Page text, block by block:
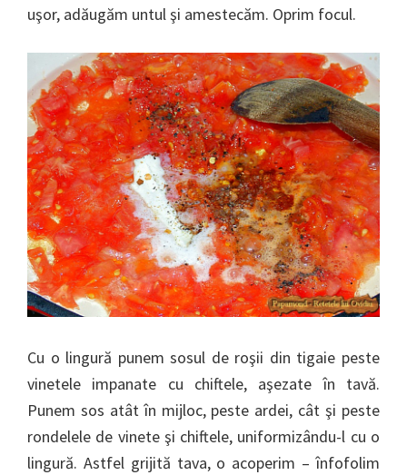
uşor, adăugăm untul şi amestecăm. Oprim focul.
Cu o lingură punem sosul de roşii din tigaie peste
vinetele impanate cu chiftele, aşezate în tavă.
Punem sos atât în mijloc, peste ardei, cât şi peste
rondelele de vinete şi chiftele, uniformizându-l cu o
lingură. Astfel grijită tava, o acoperim – înfofolim